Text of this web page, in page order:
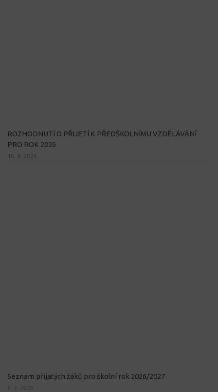
ROZHODNUTÍ O PŘIJETÍ K PŘEDŠKOLNÍMU VZDĚLÁVÁNÍ
PRO ROK 2026
10. 4. 2026
Seznam přijatých žáků pro školní rok 2026/2027
5. 2. 2026